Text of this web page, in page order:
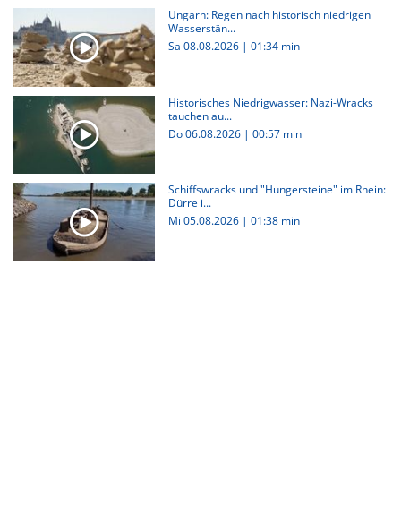
Ungarn: Regen nach historisch niedrigen
Wasserstän...
Sa 08.08.2026 | 01:34 min
Historisches Niedrigwasser: Nazi-Wracks
tauchen au...
Do 06.08.2026 | 00:57 min
Schiffswracks und "Hungersteine" im Rhein:
Dürre i...
Mi 05.08.2026 | 01:38 min